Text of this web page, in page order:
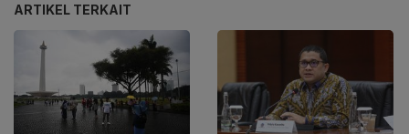
ARTIKEL TERKAIT